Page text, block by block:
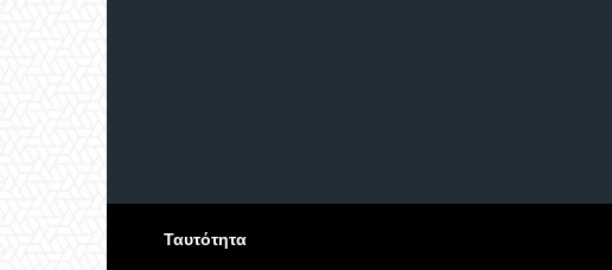
Ταυτότητα